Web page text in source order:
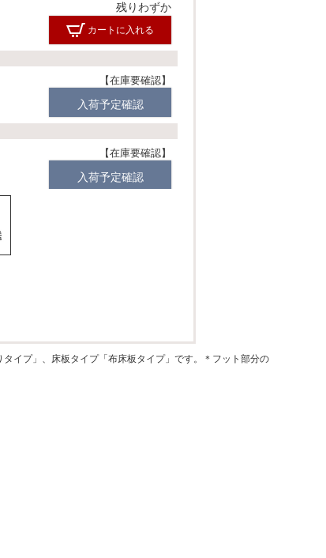
残りわずか
カートに入れる
在庫要確認
入荷予定確認
在庫要確認
入荷予定確認
イプ」、床板タイプ「布床板タイプ」です。＊フット部分の